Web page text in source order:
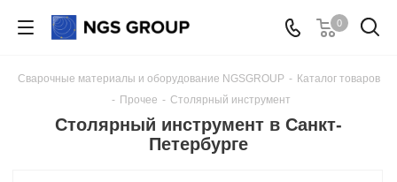
0
Сварочные материалы и оборудование NGSGROUP - Каталог товаров
- Прочее - Столярный инструмент
Столярный инструмент в Санкт-
Петербурге